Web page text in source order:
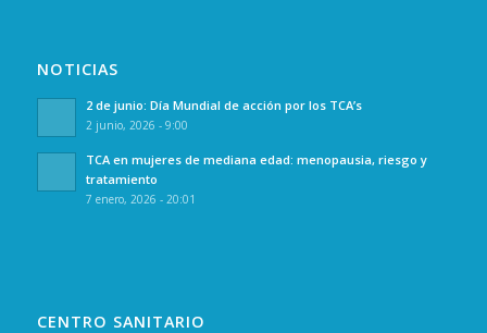
NOTICIAS
2 de junio: Día Mundial de acción por los TCA’s
2 junio, 2026 - 9:00
TCA en mujeres de mediana edad: menopausia, riesgo y
tratamiento
7 enero, 2026 - 20:01
CENTRO SANITARIO